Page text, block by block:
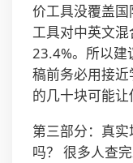
价工具没覆盖
工具对中英文
23.4%。所以建
稿前务必用接
的几十块可能让
第三部分：真
吗？ 很多人查